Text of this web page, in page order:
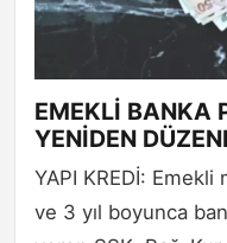
EMEKLİ BANKA
YENİDEN
YAPI KREDİ: Emekli
ve 3 yıl boyunca